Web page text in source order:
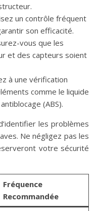
un contrôle fréquent
son efficacité.
vous que les
et des capteurs soient
à une vérification
comme le liquide
(ABS).
les problèmes
Ne négligez pas les
votre sécurité
Fréquence
Recommandée